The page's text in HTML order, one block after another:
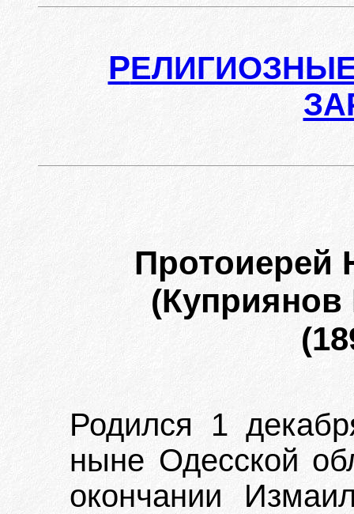
Р
Протоиерей
Родился 1
ныне Одесской
окончании